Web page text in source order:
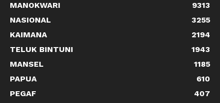
MANOKWARI
9313
NASIONAL
3255
KAIMANA
2194
TELUK BINTUNI
1943
MANSEL
1185
PAPUA
610
PEGAF
407